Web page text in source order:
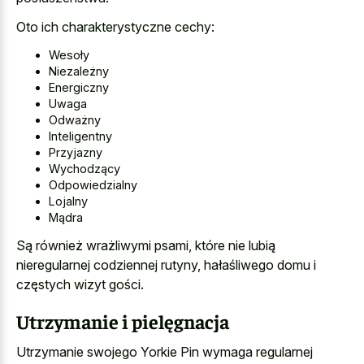
Oto ich charakterystyczne cechy:
Wesoły
Niezależny
Energiczny
Uwaga
Odważny
Inteligentny
Przyjazny
Wychodzący
Odpowiedzialny
Lojalny
Mądra
Są również wrażliwymi psami, które nie lubią
nieregularnej codziennej rutyny, hałaśliwego domu i
częstych wizyt gości.
Utrzymanie i pielęgnacja
Utrzymanie swojego Yorkie Pin wymaga regularnej